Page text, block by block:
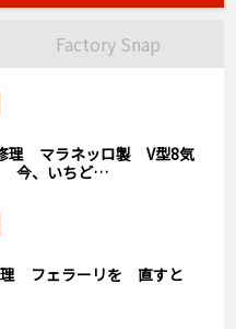
Factory Snap
理 マラネッロ製 V型8気
、いちど…
理 フェラーリを 直すと